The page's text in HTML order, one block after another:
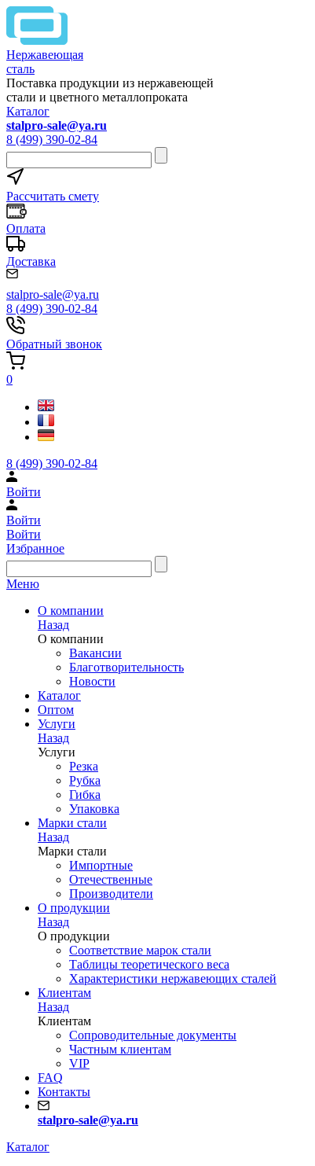
Нержавеющая
сталь
Поставка продукции из нержавеющей
стали и цветного металлопроката
Каталог
stalpro-sale@ya.ru
8 (499) 390-02-84
Рассчитать смету
Оплата
Доставка
stalpro-sale@ya.ru
8 (499) 390-02-84
Обратный звонок
0
8 (499) 390-02-84
Войти
Войти
Войти
Избранное
Меню
О компании
Назад
О компании
Вакансии
Благотворительность
Новости
Каталог
Оптом
Услуги
Назад
Услуги
Резка
Рубка
Гибка
Упаковка
Марки стали
Назад
Марки стали
Импортные
Отечественные
Производители
О продукции
Назад
О продукции
Соответствие марок стали
Таблицы теоретического веса
Характеристики нержавеющих сталей
Клиентам
Назад
Клиентам
Сопроводительные документы
Частным клиентам
VIP
FAQ
Контакты
stalpro-sale@ya.ru
Каталог